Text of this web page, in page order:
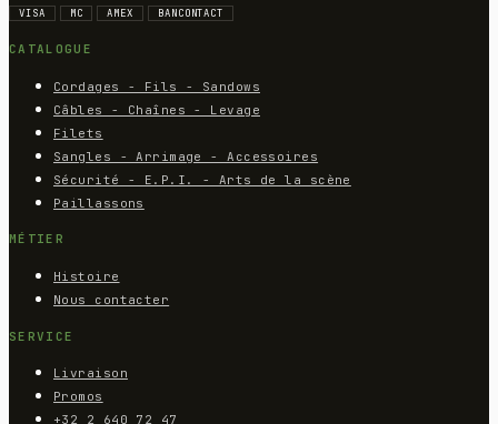
VISA MC AMEX BANCONTACT
CATALOGUE
Cordages - Fils - Sandows
Câbles - Chaînes - Levage
Filets
Sangles - Arrimage - Accessoires
Sécurité - E.P.I. - Arts de la scène
Paillassons
MÉTIER
Histoire
Nous contacter
SERVICE
Livraison
Promos
+32 2 640 72 47